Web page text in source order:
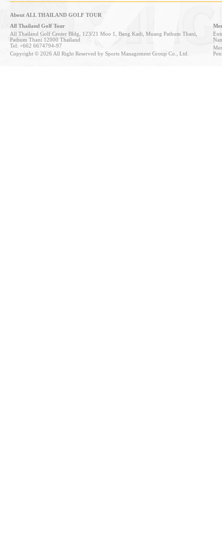
About ALL THAILAND GOLF TOUR
All Thailand Golf Tour
All Thailand Golf Center Bldg, 123/21 Moo 1, Bang Kadi, Muang Pathum Thani,
Pathum Thani 12000 Thailand
Tel: +662 6674794-97
Copyright © 2026 All Right Reserved by Sports Management Group Co., Ltd.